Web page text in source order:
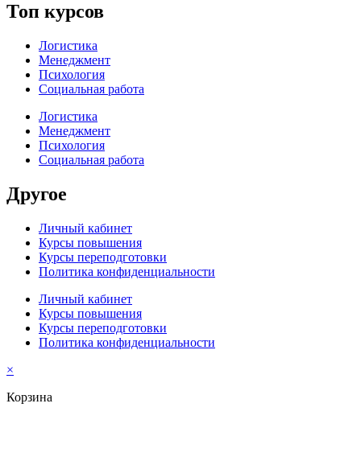
Топ курсов
Логистика
Менеджмент
Психология
Социальная работа
Логистика
Менеджмент
Психология
Социальная работа
Другое
Личный кабинет
Курсы повышения
Курсы переподготовки
Политика конфиденциальности
Личный кабинет
Курсы повышения
Курсы переподготовки
Политика конфиденциальности
×
Корзина